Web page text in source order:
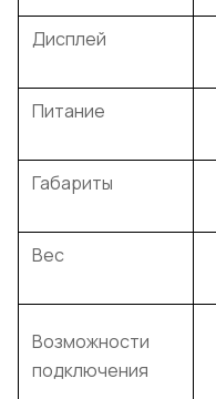
Дисплей
Питание
Габариты
Вес
Возможности
подключения